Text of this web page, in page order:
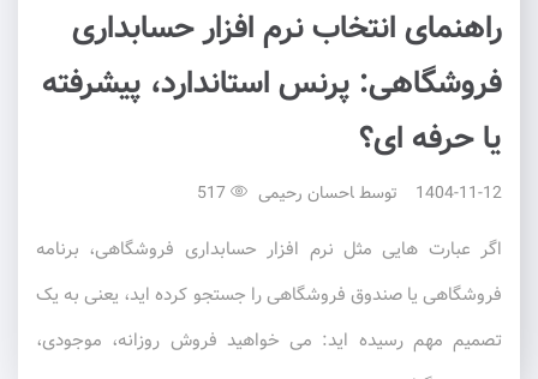
راهنمای انتخاب نرم افزار حسابداری
فروشگاهی: پرنس استاندارد، پیشرفته
یا حرفه ای؟
1404-11-12 توسط احسان رحیمی
اگر عبارت هایی مثل نرم افزار حسابداری فروشگاهی، برنامه
فروشگاهی یا صندوق فروشگاهی را جستجو کرده اید، یعنی به یک
تصمیم مهم رسیده اید: می خواهید فروش روزانه، موجودی،